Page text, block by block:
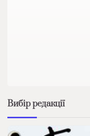
Вибір редакції